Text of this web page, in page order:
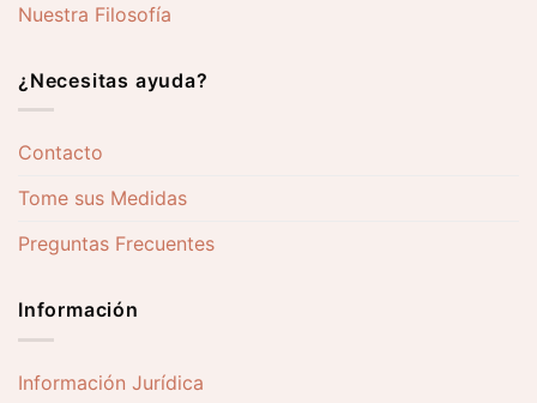
Nuestra Filosofía
¿Necesitas ayuda?
Contacto
Tome sus Medidas
Preguntas Frecuentes
Información
Información Jurídica